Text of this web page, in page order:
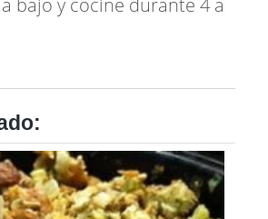
y sal y pimienta.
caldo para
la mezcla a la olla de
y cubra.
a temperatura alta
minutos, luego reduzca